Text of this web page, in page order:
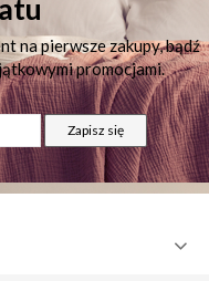
na pierwsze zakupy, bądź
promocjami.
Zapisz się